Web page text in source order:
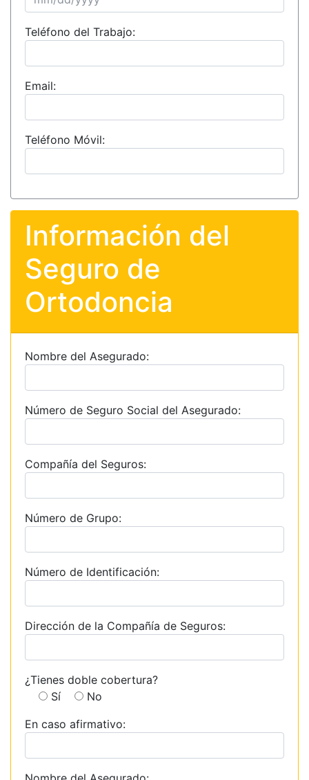
Teléfono del Trabajo:
Email:
Teléfono Móvil:
Información del
Seguro de
Ortodoncia
Nombre del Asegurado:
Número de Seguro Social del Asegurado:
Compañía del Seguros:
Número de Grupo:
Número de Identificación:
Dirección de la Compañía de Seguros:
¿Tienes doble cobertura?
Sí
No
En caso afirmativo: